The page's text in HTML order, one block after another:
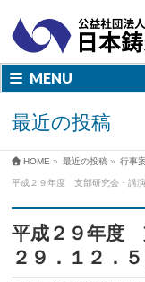
MENU
最近の投稿
HOME » 最近の投稿 » 行事
平成２９年度 支部研究会・講
平成２９年度
２９．１２．